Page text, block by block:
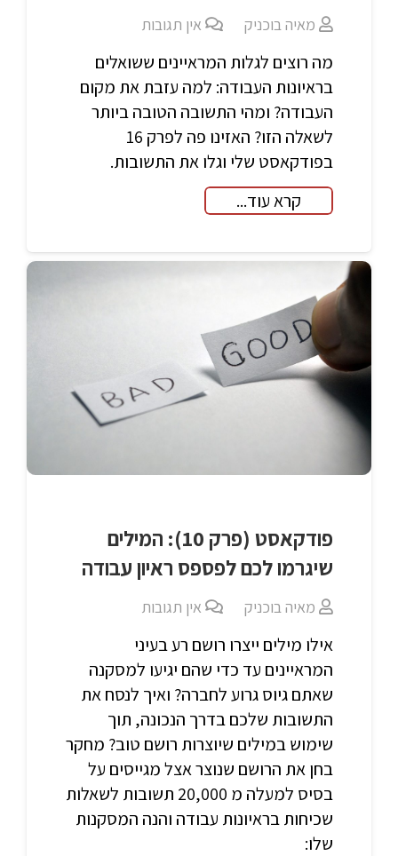
מאיה בוכניק אין תגובות
מה רוצים לגלות המראיינים ששואלים
בראיונות העבודה: למה עזבת את מקום
העבודה? ומהי התשובה הטובה ביותר
לשאלה הזו? האזינו פה לפרק 16
בפודקאסט שלי וגלו את התשובות.
קרא עוד...
פודקאסט (פרק 10): המילים
שיגרמו לכם לפספס ראיון עבודה
מאיה בוכניק אין תגובות
אילו מילים ייצרו רושם רע בעיני
המראיינים עד כדי שהם יגיעו למסקנה
שאתם גיוס גרוע לחברה? ואיך לנסח את
התשובות שלכם בדרך הנכונה, תוך
שימוש במילים שיוצרות רושם טוב? מחקר
בחן את הרושם שנוצר אצל מגייסים על
בסיס למעלה מ 20,000 תשובות לשאלות
שכיחות בראיונות עבודה והנה המסקנות
שלו: